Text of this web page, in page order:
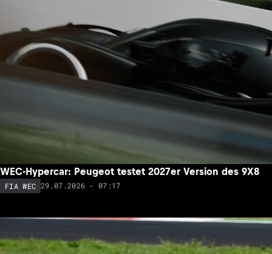
WEC-Hypercar: Peugeot testet 2027er Version des 9X8
FIA WEC 29.07.2026 - 07:17